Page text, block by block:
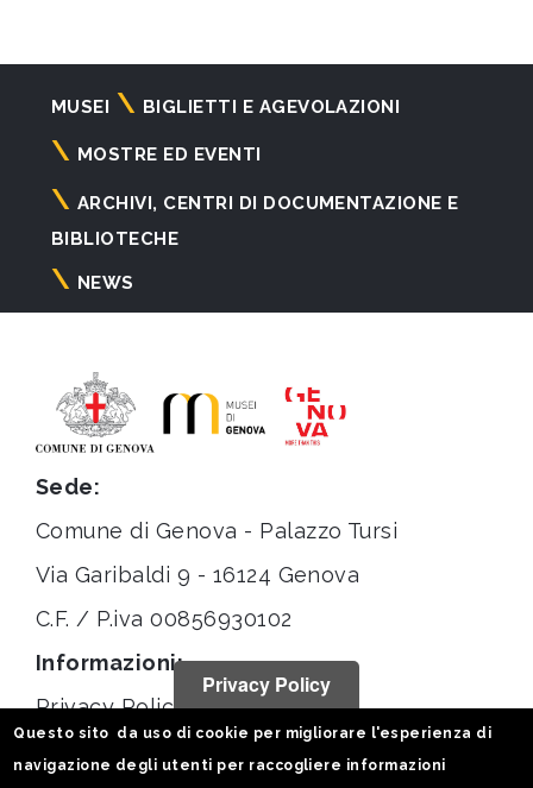
Navigazione
principale
MUSEI BIGLIETTI E AGEVOLAZIONI
MOSTRE ED EVENTI
ARCHIVI, CENTRI DI DOCUMENTAZIONE E
BIBLIOTECHE
NEWS
Sede:
Comune di Genova - Palazzo Tursi
Via Garibaldi 9 - 16124 Genova
C.F. / P.iva 00856930102
Informazioni:
Privacy Policy
Privacy Policy
Questo sito da uso di cookie per migliorare l'esperienza di
navigazione degli utenti per raccogliere informazioni